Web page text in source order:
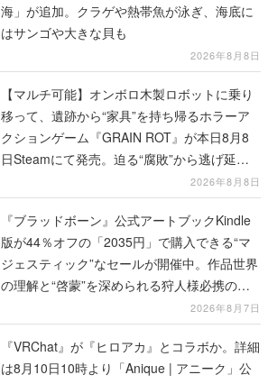
海」が追加。クラゲや熱帯魚が泳ぎ、海底に
はサンゴや大きな貝も
2026年8月8日
【マルチ可能】オンボロ木製ロボットに乗り
移って、遺跡から“家具”を持ち帰るホラーア
クションゲーム『GRAIN ROT』が本日8月8
日Steamにて発売。迫る“腐敗”から逃げ延
2026年8月8日
『ブラッドボーン』公式アートブックKindle
版が44％オフの「2035円」で購入できる“マ
ジェスティック”なセールが開催中。作品世界
の理解と“啓蒙”を深められる狩人様必携の一
2026年8月7日
『VRChat』が『ヒロアカ』とコラボか。詳細
は8月10日10時より「Anique | アニーク」公